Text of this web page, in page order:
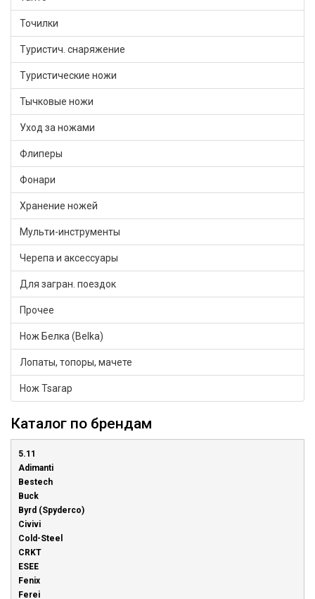
Точилки
Туристич. снаряжение
Туристические ножи
Тычковые ножи
Уход за ножами
Флиперы
Фонари
Хранение ножей
Мульти-инструменты
Черепа и аксессуары
Для загран. поездок
Прочее
Нож Белка (Belka)
Лопаты, топоры, мачете
Нож Tsarap
Каталог по брендам
5.11
Adimanti
Bestech
Buck
Byrd (Spyderco)
Civivi
Cold-Steel
CRKT
ESEE
Fenix
Ferei